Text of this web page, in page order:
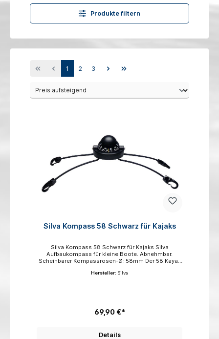
Produkte filtern
1 2 3
Silva Kompass 58 Schwarz für Kajaks
Silva Kompass 58 Schwarz für Kajaks Silva
Aufbaukompass für kleine Boote. Abnehmbar.
Scheinbarer Kompassrosen-Ø: 58mm Der 58 Kayak
haben.Der 58 Kayak ist wasserdicht, unempfindlich
und durch die Kompassrose von 5,6 cm gut
Hersteller: Silva
69,90 €*
Details